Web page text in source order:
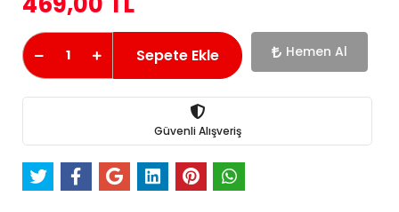
Sepete Ekle Hemen Al
Güvenli Alışveriş